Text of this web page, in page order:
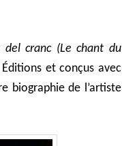
del cranc (Le chant du
et conçus avec
biographie de l’artiste